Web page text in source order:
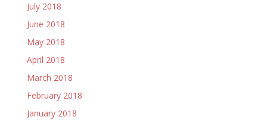
July 2018
June 2018
May 2018
April 2018
March 2018
February 2018
January 2018